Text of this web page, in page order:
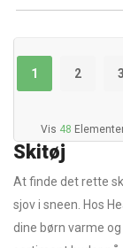
1 2 3
Vis 48
Skitøj
At finde det rette
sjov i sneen. Hos
dine børn varme